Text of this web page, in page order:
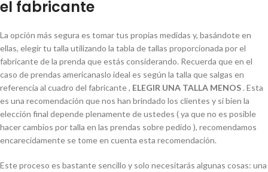
el fabricante
La opción más segura es tomar tus propias medidas y, basándote en
ellas, elegir tu talla utilizando la tabla de tallas proporcionada por el
fabricante de la prenda que estás considerando. Recuerda que en el
caso de prendas americanaslo ideal es según la talla que salgas en
referencia al cuadro del fabricante , ELEGIR UNA TALLA MENOS. Esta
es una recomendación que nos han brindado los clientes y si bien la
elección final depende plenamente de ustedes ( ya que no es posible
hacer cambios por talla en las prendas sobre pedido ), recomendamos
encarecidamente se tome en cuenta esta recomendación.
Este proceso es bastante sencillo y solo necesitarás algunas cosas: una